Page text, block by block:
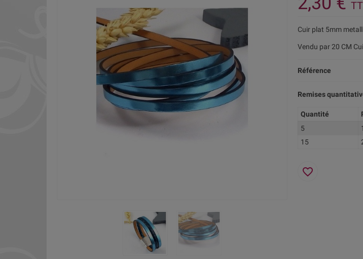
Cuir plat 5mm
Vendu par 20 CM
Référence
Remises
Quantité
5
15
favorite_border